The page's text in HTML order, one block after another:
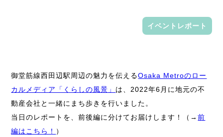
イベントレポート
御堂筋線西田辺駅周辺の魅力を伝えるOsaka Metroのロー
カルメディア「くらしの風景」 は、2022年6月に地元の不
動産会社と一緒にまち歩きを行いました。
当日のレポートを、前後編に分けてお届けします！（→前
編はこちら！ ）